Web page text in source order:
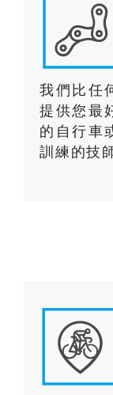
我們比任
提供您最
的自行車
訓練的技